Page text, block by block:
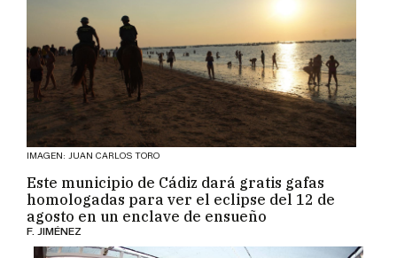
IMAGEN: JUAN CARLOS TORO
Este municipio de Cádiz dará gratis gafas
homologadas para ver el eclipse del 12 de
agosto en un enclave de ensueño
F. JIMÉNEZ